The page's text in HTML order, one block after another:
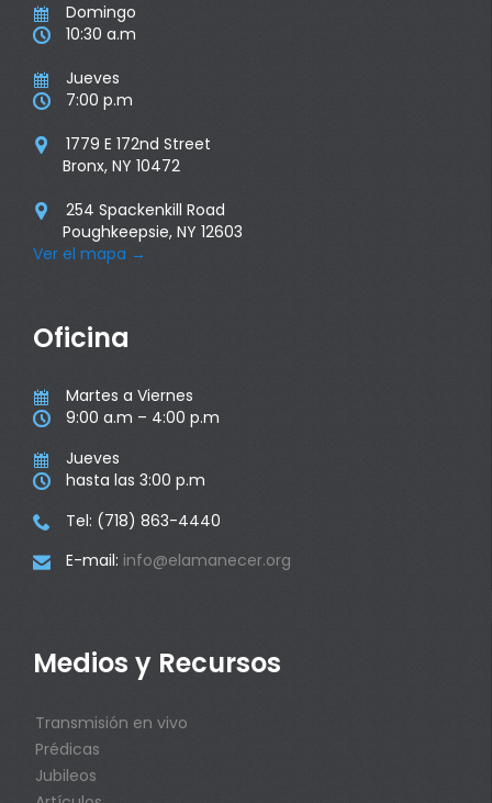
 Domingo
 10:30 a.m
 Jueves
 7:00 p.m

1779 E 172nd Street
Bronx, NY 10472

254 Spackenkill Road
Poughkeepsie, NY 12603
Ver el mapa →
Oficina
 Martes a Viernes
 9:00 a.m – 4:00 p.m
 Jueves
 hasta las 3:00 p.m
 Tel: (718) 863-4440
 E-mail: info@elamanecer.org
Medios y Recursos
Transmisión en vivo
Prédicas
Jubileos